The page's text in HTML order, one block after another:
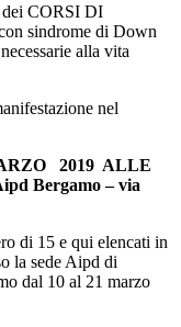
dei CORSI DI
sindrome di Down
alla vita
nel
2019 ALLE
Bergamo – via
di 15 e qui elencati in
la sede Aipd di
dal 10 al 21 marzo